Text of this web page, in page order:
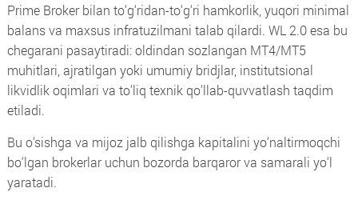
Prime Broker bilan to‘g‘ridan-to‘g‘ri hamkorlik, yuqori minimal
balans va maxsus infratuzilmani talab qilardi. WL 2.0 esa bu
chegarani pasaytiradi: oldindan sozlangan MT4/MT5
muhitlari, ajratilgan yoki umumiy bridjlar, institutsional
likvidlik oqimlari va to‘liq texnik qo‘llab-quvvatlash taqdim
etiladi.
Bu o‘sishga va mijoz jalb qilishga kapitalini yo‘naltirmoqchi
bo‘lgan brokerlar uchun bozorda barqaror va samarali yo‘l
yaratadi.